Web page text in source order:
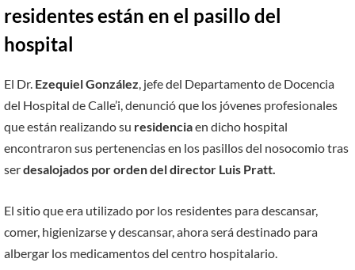
residentes están en el pasillo del
hospital
El Dr. Ezequiel González, jefe del Departamento de Docencia
del Hospital de Calle’i, denunció que los jóvenes profesionales
que están realizando su residenciaen dicho hospital
encontraron sus pertenencias en los pasillos del nosocomio tras
serdesalojados por orden del director Luis Pratt.
El sitio que era utilizado por los residentes para descansar,
comer, higienizarse y descansar, ahora será destinado para
albergar los medicamentos del centro hospitalario.